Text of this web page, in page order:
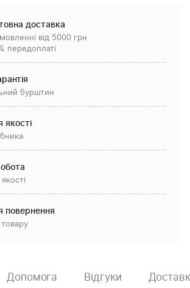
доставка
від 5000 грн
передоплаті
бурштин
якості
повернення
товару
Допомога Відгуки